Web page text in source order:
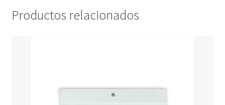
Productos relacionados